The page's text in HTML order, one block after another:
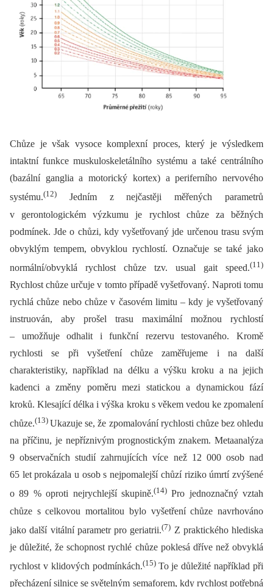
Chůze je však vysoce komplexní proces, který je výsledkem
intaktní funkce muskuloskeletálního systému a také centrálního
(bazální ganglia a motorický kortex) a periferního nervového
systému.(12) Jedním z nejčastěji měřených parametrů
v gerontologickém výzkumu je rychlost chůze za běžných
podmínek. Jde o chůzi, kdy vyšetřovaný jde určenou trasu svým
obvyklým tempem, obvyklou rychlostí. Označuje se také jako
normální/obvyklá rychlost chůze tzv. usual gait speed.(11)
Rychlost chůze určuje v tomto případě vyšetřovaný. Naproti tomu
rychlá chůze nebo chůze v časovém limitu –⁠ kdy je vyšetřovaný
instruován, aby prošel trasu maximální možnou rychlostí
–⁠ umožňuje odhalit i funkční rezervu testovaného. Kromě
rychlosti se při vyšetření chůze zaměřujeme i na další
charakteristiky, například na délku a výšku kroku a na jejich
kadenci a změny poměru mezi statickou a dynamickou fází
kroků. Klesající délka i výška kroku s věkem vedou ke zpomalení
chůze.(13)Ukazuje se, že zpomalování rychlosti chůze bez ohledu
na příčinu, je nepříznivým prognostickým znakem. Metaanalýza
9 observačních studií zahrnujících více než 12 000 osob nad
65 let prokázala u osob s nejpomalejší chůzí riziko úmrtí zvýšené
o 89 % oproti nejrychlejší skupině.(14)Pro jednoznačný vztah
chůze s celkovou mortalitou bylo vyšetření chůze navrhováno
jako další vitální parametr pro geriatrii.(7) Z praktického hlediska
je důležité, že schopnost rychlé chůze poklesá dříve než obvyklá
rychlost v klidových podmínkách.(15) To je důležité například při
přecházení silnice se světelným semaforem, kdy rychlost potřebná